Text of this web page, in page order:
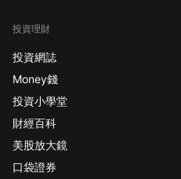
投資理財
投資網誌
Money錢
投資小學堂
財經百科
美股放大鏡
口袋證券